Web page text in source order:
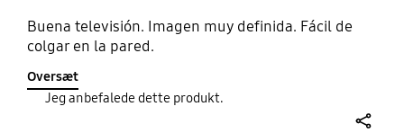
Buena televisión. Imagen muy definida. Fácil de
colgar en la pared.
Oversæt
Jeg anbefalede dette produkt.